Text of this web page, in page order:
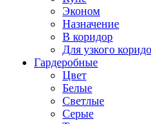
Эконом
Назначение
В коридор
Для узкого
Гардеробные
Цвет
Белые
Светлые
Серые